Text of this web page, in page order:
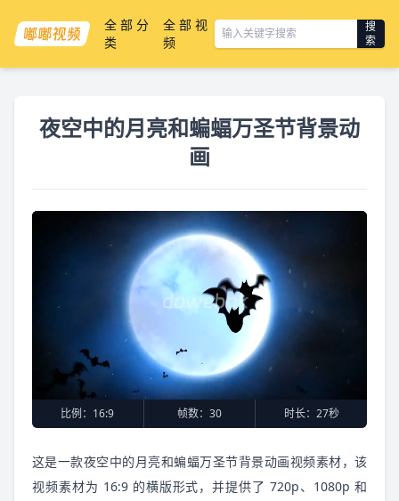
全部分
类
全部视
频
搜
索
夜空中的月亮和蝙蝠万圣节背景动
画
比例： 16:9 帧数： 30 时长： 27秒
这是一款夜空中的月亮和蝙蝠万圣节背景动画视频素材，该
视频素材为 16:9 的横版形式，并提供了 720p、1080p 和